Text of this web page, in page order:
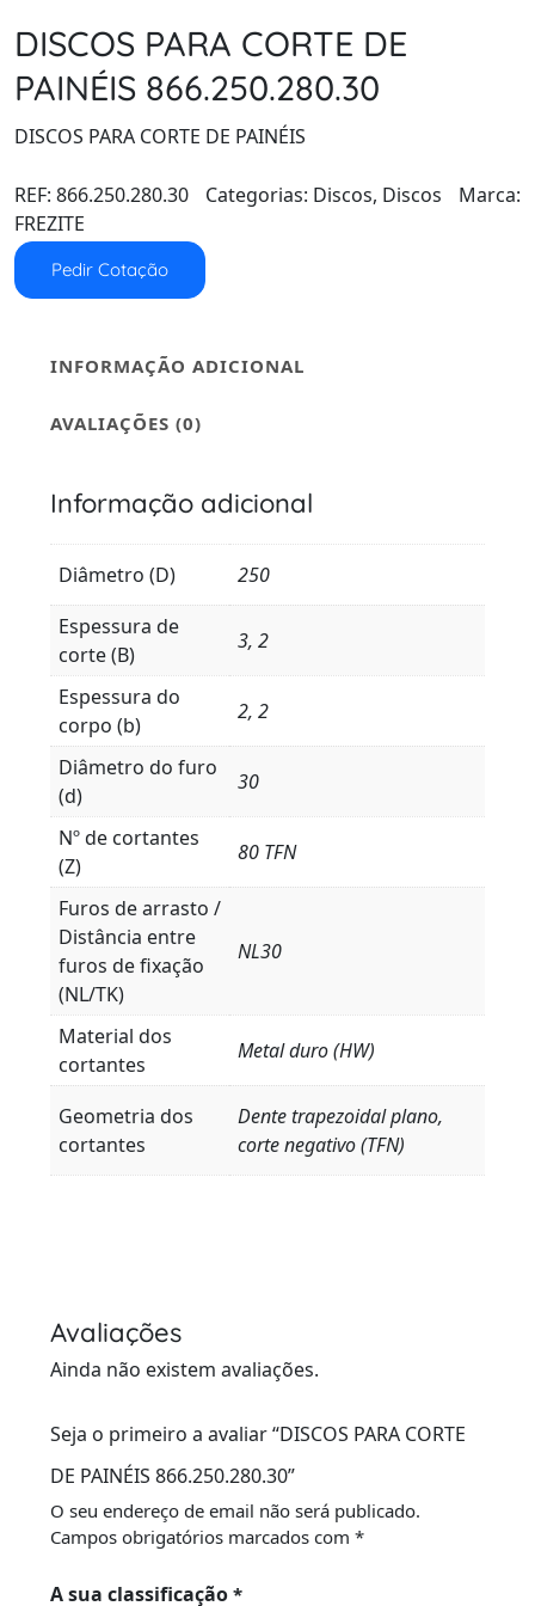
DISCOS PARA CORTE DE
PAINÉIS 866.250.280.30
DISCOS PARA CORTE DE PAINÉIS
REF: 866.250.280.30 Categorias: Discos, Discos
Marca:
FREZITE
Pedir Cotação
INFORMAÇÃO ADICIONAL
AVALIAÇÕES (0)
Informação adicional
Diâmetro (D)
250
Espessura de
corte (B)
3, 2
Espessura do
corpo (b)
2, 2
Diâmetro do furo
(d)
30
Nº de cortantes
(Z)
80 TFN
Furos de arrasto /
Distância entre
furos de fixação
(NL/TK)
NL30
Material dos
cortantes
Metal duro (HW)
Geometria dos
cortantes
Dente trapezoidal plano,
corte negativo (TFN)
Avaliações
Ainda não existem avaliações.
Seja o primeiro a avaliar “DISCOS PARA CORTE
DE PAINÉIS 866.250.280.30”
O seu endereço de email não será publicado.
Campos obrigatórios marcados com *
A sua classificação *